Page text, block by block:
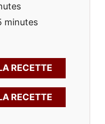
minutes
RECETTE
RECETTE